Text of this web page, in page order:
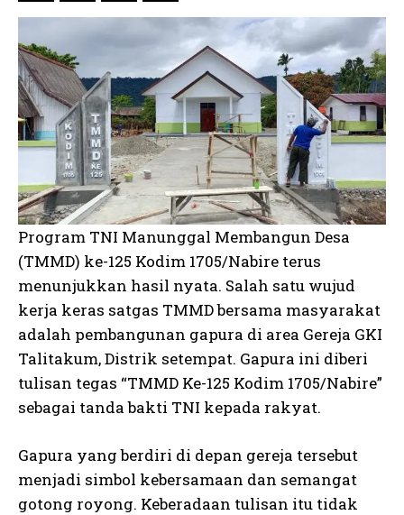
Program TNI Manunggal Membangun Desa
(TMMD) ke-125 Kodim 1705/Nabire terus
menunjukkan hasil nyata. Salah satu wujud
kerja keras satgas TMMD bersama masyarakat
adalah pembangunan gapura di area Gereja GKI
Talitakum, Distrik setempat. Gapura ini diberi
tulisan tegas “TMMD Ke-125 Kodim 1705/Nabire”
sebagai tanda bakti TNI kepada rakyat.
Gapura yang berdiri di depan gereja tersebut
menjadi simbol kebersamaan dan semangat
gotong royong. Keberadaan tulisan itu tidak